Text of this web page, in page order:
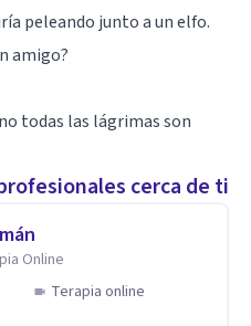
peleando junto a un elfo.
amigo?
todas las lágrimas son
cerca de ti
Online
Terapia online